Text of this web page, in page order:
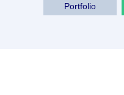
Portfolio